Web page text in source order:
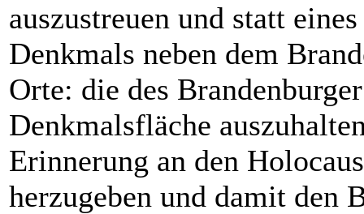
auszustreuen und statt
Denkmals neben dem
Orte: die des
Denkmalsfläche
Erinnerung an den
herzugeben und damit den